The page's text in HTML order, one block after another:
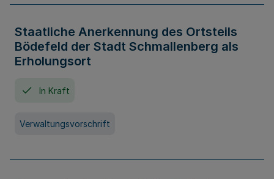
Staatliche Anerkennung des Ortsteils
Bödefeld der Stadt Schmallenberg als
Erholungsort
In Kraft
Verwaltungsvorschrift